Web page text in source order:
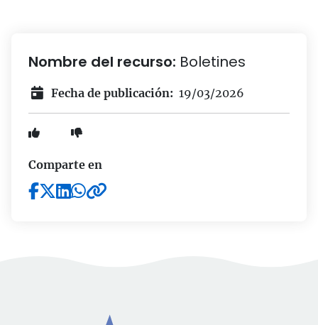
Nombre del recurso: Boletines
Fecha de publicación: 19/03/2026
Comparte en